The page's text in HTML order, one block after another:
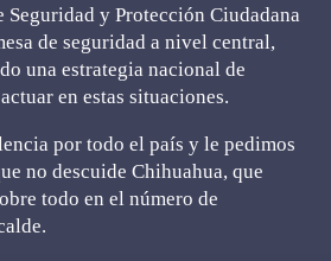
Seguridad y Protección Ciudadana
de seguridad a nivel central,
una estrategia nacional de
en estas situaciones.
por todo el país y le pedimos
no descuide Chihuahua, que
todo en el número de